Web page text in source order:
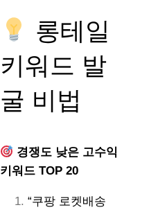
롱테일
키워드 발
굴 비법
경쟁도 낮은 고수익
키워드 TOP 20
“쿠팡 로켓배송